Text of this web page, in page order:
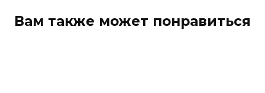
Вам также может понравиться